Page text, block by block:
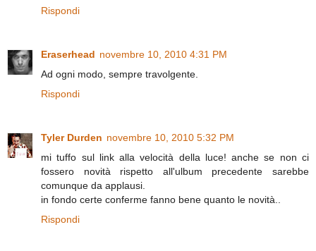
Rispondi
Eraserhead novembre 10, 2010 4:31 PM
Ad ogni modo, sempre travolgente.
Rispondi
Tyler Durden novembre 10, 2010 5:32 PM
mi tuffo sul link alla velocità della luce! anche se non ci
fossero novità rispetto all'ulbum precedente sarebbe
comunque da applausi.
in fondo certe conferme fanno bene quanto le novità..
Rispondi